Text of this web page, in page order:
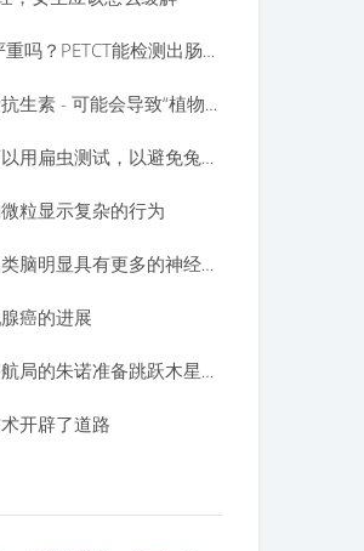
医生让做petct说明很严重吗？PETCT能检测出肠胃肿瘤吗？
在热带森林中发现的新抗生素 - 可能会导致“植物益生菌”
新研究显示皮肤治疗可以用扁虫测试，以避免兔皮肤测试
粒显示复杂的行为
鸟脑比相同质量的灵长类脑明显具有更多的神经元。
癌的进展
为了避免冻死，美国宇航局的朱诺准备跳跃木星的影子
开辟了道路